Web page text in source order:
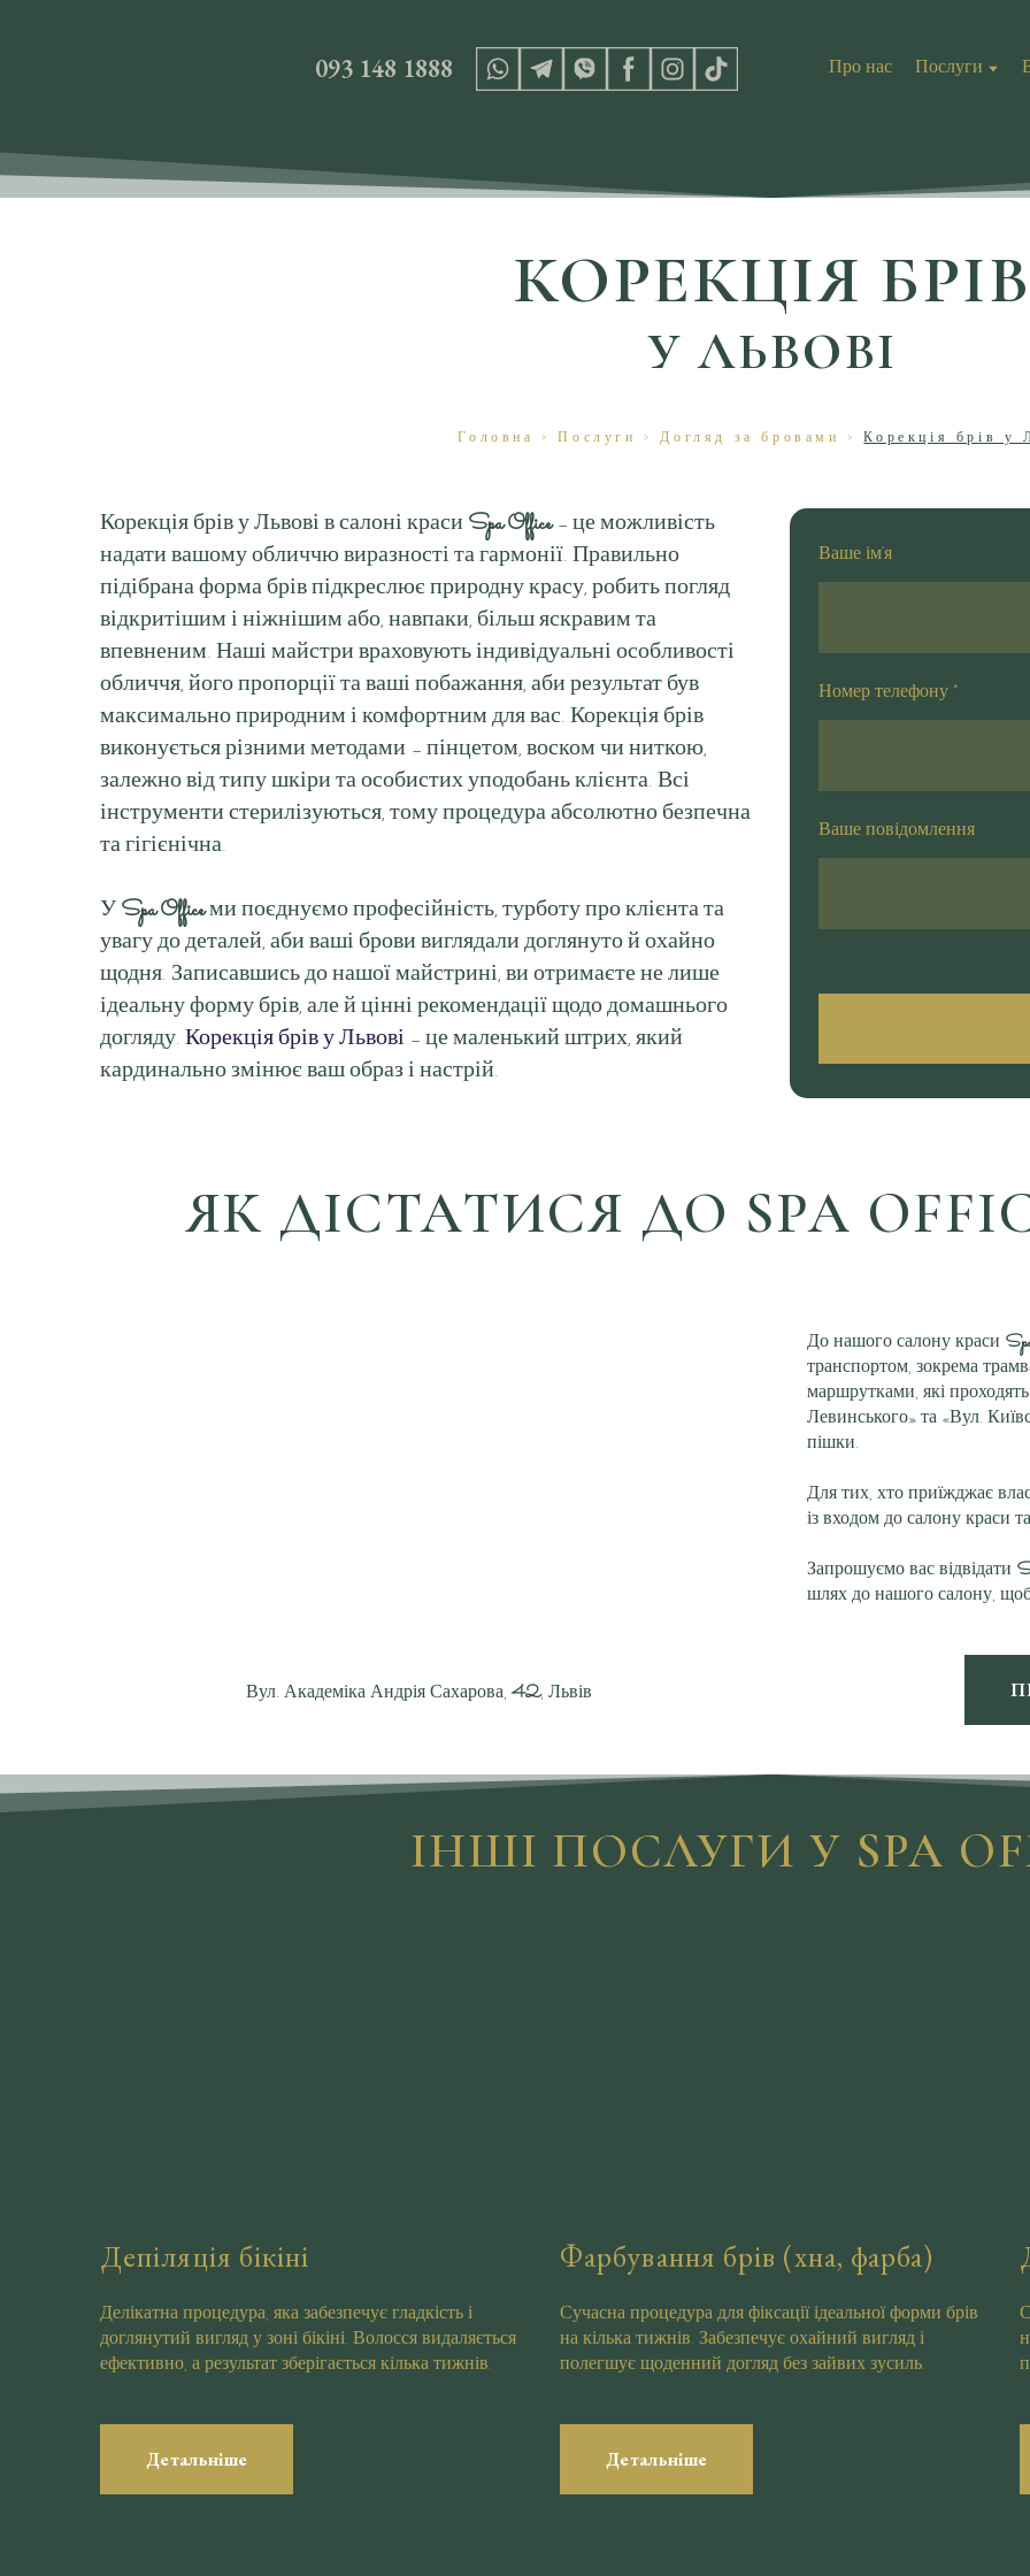
093 148 1888 Про нас Послуги
КОРЕКЦІЯ БРІВ
У ЛЬВОВІ
Головна >Послуги > Д огляд за бровами >Корекція брів у
Корекція брів у Львові в салоні краси Spa Office– це можливість
надати вашому обличчю виразності та гармонії. Правильно
підібрана форма брів підкреслює природну красу, робить погляд
відкритішим і ніжнішим або, навпаки, більш яскравим та
впевненим. Наші майстри враховують індивідуальні особливості
обличчя, його пропорції та ваші побажання, аби результат був
максимально природним і комфортним для вас. Корекція брів
виконується різними методами – пінцетом, воском чи ниткою,
залежно від типу шкіри та особистих уподобань клієнта. Всі
інструменти стерилізуються, тому процедура абсолютно безпечна
та гігієнічна.
УSpa Officeми поєднуємо професійність, турботу про клієнта та
увагу до деталей, аби ваші брови виглядали доглянуто й охайно
щодня. Записавшись до нашої майстрині, ви отримаєте не лише
ідеальну форму брів, але й цінні рекомендації щодо домашнього
догляду.Корекція брів у Львові – це маленький штрих, який
кардинально змінює ваш образ і настрій.
Ваше ім'я
Номер телефону *
Ваше повідомлення
ЯК ДІСТАТИСЯ ДО SPA
Вул. Академіка Андрія Сахарова, 42, Львів
До нашого салону краси
транспортом, зокрема
маршрутками, які
Левинського» та «Вул.
пішки.
Для тих, хто приїжджає
із входом до салону краси
Запрошуємо вас відвідати
шлях до нашого салону,
ІНШІ ПОСЛУГИ У SPA
Депіляція бікіні
Делікатна процедура, яка забезпечує гладкість і
доглянутий вигляд у зоні бікіні. Волосся видаляється
ефективно, а результат зберігається кілька тижнів.
Детальніше
Фарбування брів (хна, фарба)
Сучасна процедура для фіксації ідеальної форми брів
на кілька тижнів. Забезпечує охайний вигляд і
полегшує щоденний догляд без зайвих зусиль.
Детальніше